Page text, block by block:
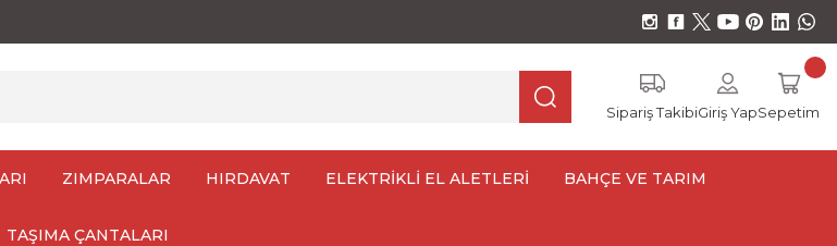
Sipariş TakibiGiriş YapSepetim
ZIMPARALAR HIRDAVAT ELEKTRİKLİ EL ALETLERİ BAHÇE VE TARIM
TAŞIMA ÇANTALARI